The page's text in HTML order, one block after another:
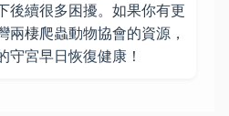
後續很多困擾。如果你有更
兩棲爬蟲動物協會的資源，
守宮早日恢復健康！